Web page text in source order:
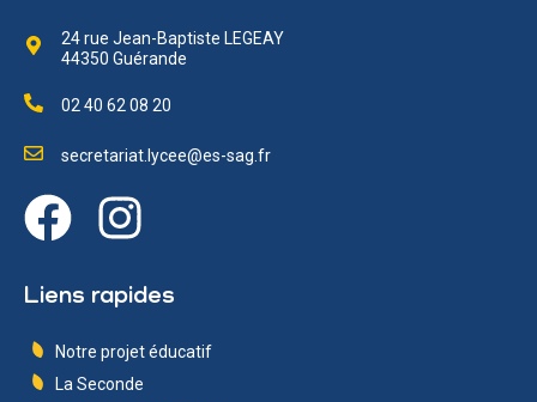
24 rue Jean-Baptiste LEGEAY
44350 Guérande
02 40 62 08 20
secretariat.lycee@es-sag.fr
Liens rapides
Notre projet éducatif
La Seconde